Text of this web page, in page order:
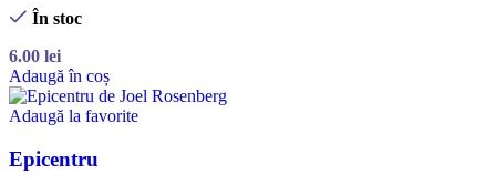
În stoc
6.00 lei
Adaugă în coș
Adaugă la favorite
Epicentru